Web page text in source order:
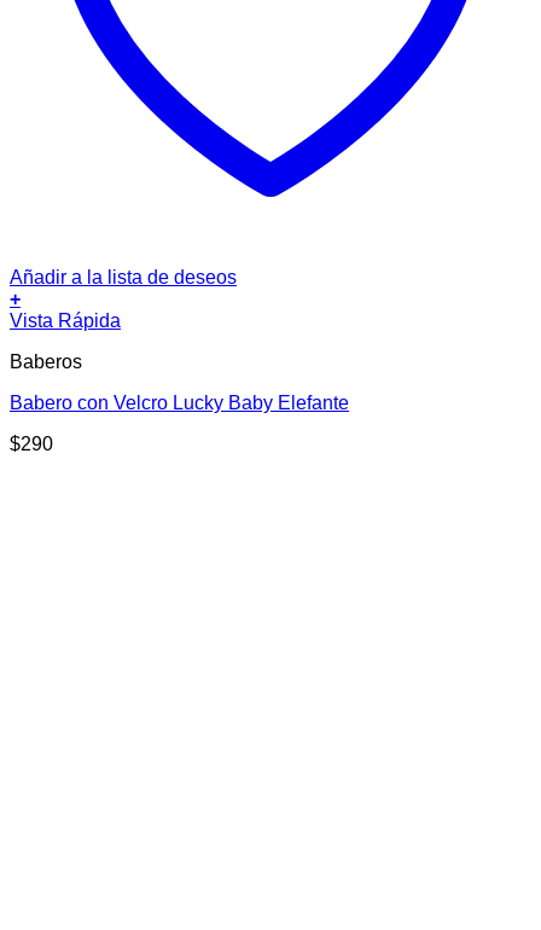
Añadir a la lista de deseos
+
Vista Rápida
Baberos
Babero con Velcro Lucky Baby Elefante
$290